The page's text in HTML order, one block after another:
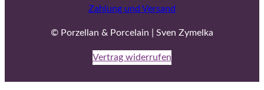
Zahlung und Versand
© Porzellan & Porcelain | Sven Zymelka
Vertrag widerrufen